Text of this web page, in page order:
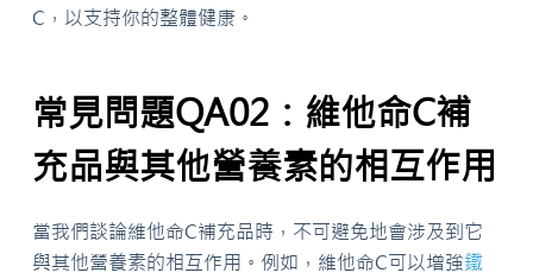
C，以支持你的整體健康。
常見問題QA02：維他命C補
充品與其他營養素的相互作用
當我們談論維他命C補充品時，不可避免地會涉及到它
與其他營養素的相互作用。例如，維他命C可以增強鐵